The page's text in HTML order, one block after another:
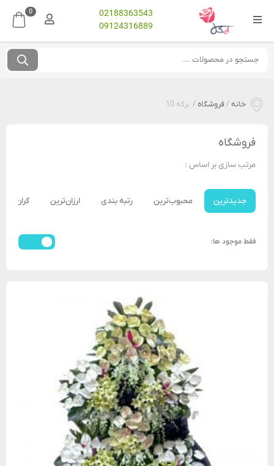
02188363543
09124316889
0
خانه/فروشگاه/ برگه 10
فروشگاه
مرتب سازی بر اساس :
جدیدترین محبوب‌ترین رتبه بندی ارزان‌ترین گران‌ترین
فقط موجود ها: